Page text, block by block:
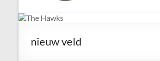
van
nieuw veld